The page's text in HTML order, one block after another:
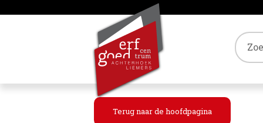
Terug naar de hoofdpagina